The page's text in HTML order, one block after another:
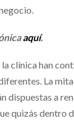
aquí.
clínica han
La
dispuestas a
quizás dentro